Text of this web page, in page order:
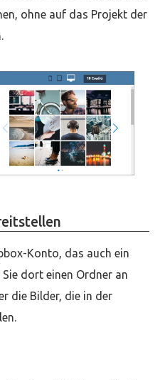
ohne auf das Projekt der
Konto, das auch ein
dort einen Ordner an
die Bilder, die in der